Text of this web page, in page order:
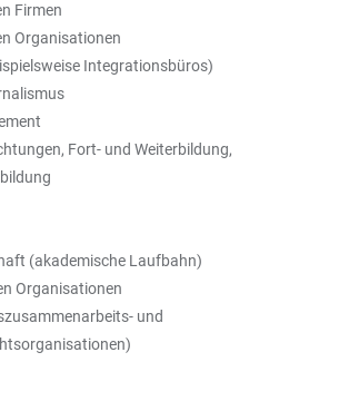
Firmen
Organisationen
Integrationsbüros)
Fort- und Weiterbildung,
(akademische Laufbahn)
Organisationen
und